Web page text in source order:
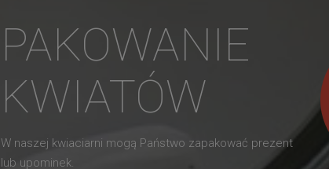
PAKOWANIE
KWIATÓW
W naszej kwiaciarni mogą Państwo zapakować prezent
lub upominek.